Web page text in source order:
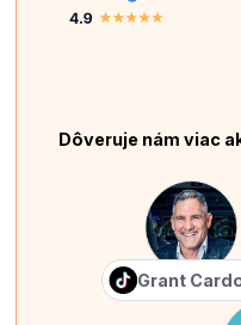
Dôveruje nám viac
Grant